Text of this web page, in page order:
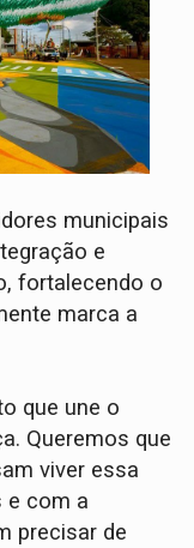
municipais
e
fortalecendo o
marca a
que une o
Queremos que
viver essa
e com a
precisar de